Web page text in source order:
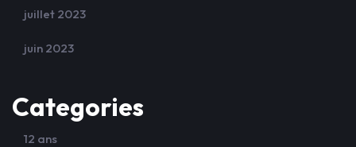
juillet 2023
juin 2023
Categories
12 ans